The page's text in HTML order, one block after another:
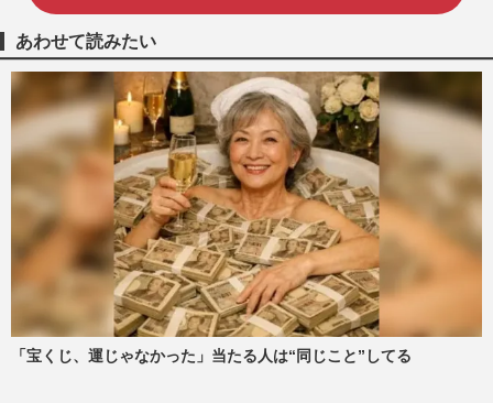
あわせて読みたい
「宝くじ、運じゃなかった」当たる人は“同じこと”してる